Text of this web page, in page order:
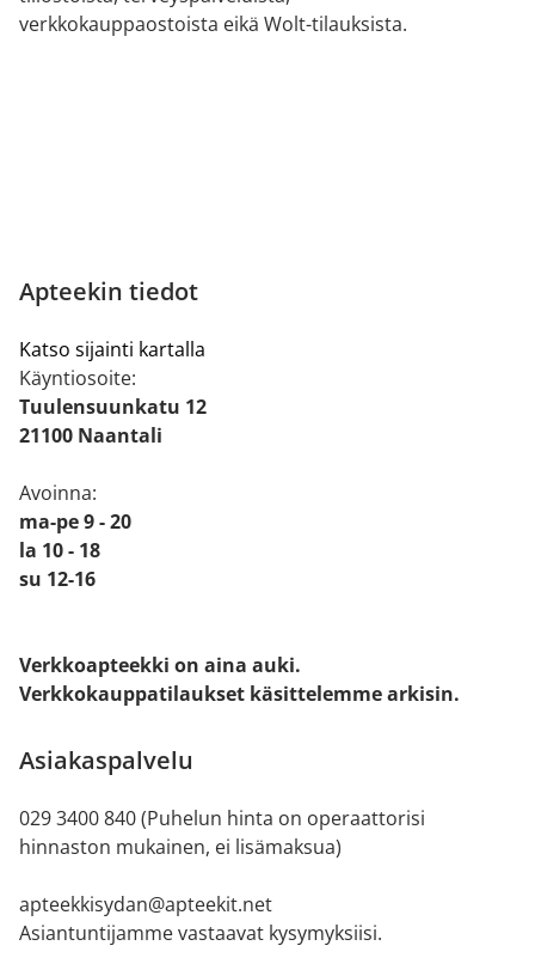
verkkokauppaostoista eikä Wolt-tilauksista.
Apteekin tiedot
Katso sijainti kartalla
Käyntiosoite:
Tuulensuunkatu 12
21100 Naantali
Avoinna:
ma-pe 9 - 20
la 10 - 18
su 12-16
Verkkoapteekki on aina auki.
Verkkokauppatilaukset käsittelemme arkisin.
Asiakaspalvelu
029 3400 840 (Puhelun hinta on operaattorisi
hinnaston mukainen, ei lisämaksua)
apteekkisydan@apteekit.net
Asiantuntijamme vastaavat kysymyksiisi.